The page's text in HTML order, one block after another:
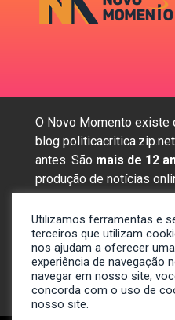
O Novo Momento existe
blog
antes. São mais de 12
produção de notícias
assuntos mais
Sobre nós
Anunciar
Contato
Utilizamos ferramentas e
terceiros que utilizam
nos ajudam a oferecer
experiência de navegação
navegar em nosso site,
concorda com o uso de
nosso site.